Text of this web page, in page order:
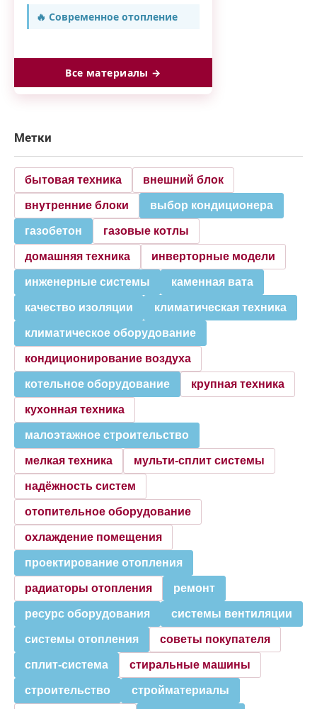
🔥 Современное отопление
Все материалы →
Метки
бытовая техника внешний блок
внутренние блоки выбор кондиционера
газобетон газовые котлы
домашняя техника инверторные модели
инженерные системы каменная вата
качество изоляции климатическая техника
климатическое оборудование
кондиционирование воздуха
котельное оборудование крупная техника
кухонная техника
малоэтажное строительство
мелкая техника мульти-сплит системы
надёжность систем
отопительное оборудование
охлаждение помещения
проектирование отопления
радиаторы отопления ремонт
ресурс оборудования системы вентиляции
системы отопления советы покупателя
сплит-система стиральные машины
строительство стройматериалы